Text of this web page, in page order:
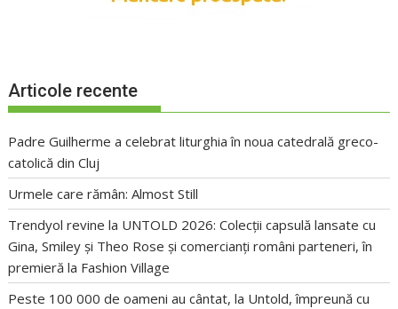
Articole recente
Padre Guilherme a celebrat liturghia în noua catedrală greco-
catolică din Cluj
Urmele care rămân: Almost Still
Trendyol revine la UNTOLD 2026: Colecții capsulă lansate cu
Gina, Smiley și Theo Rose și comercianți români parteneri, în
premieră la Fashion Village
Peste 100 000 de oameni au cântat, la Untold, împreună cu